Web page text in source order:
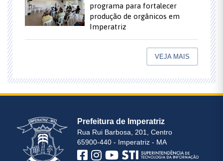
programa para fortalecer
produção de orgânicos em
Imperatriz
VEJA MAIS
Prefeitura de Imperatriz
Rua Rui Barbosa, 201, Centro
65900-440 - Imperatriz - MA